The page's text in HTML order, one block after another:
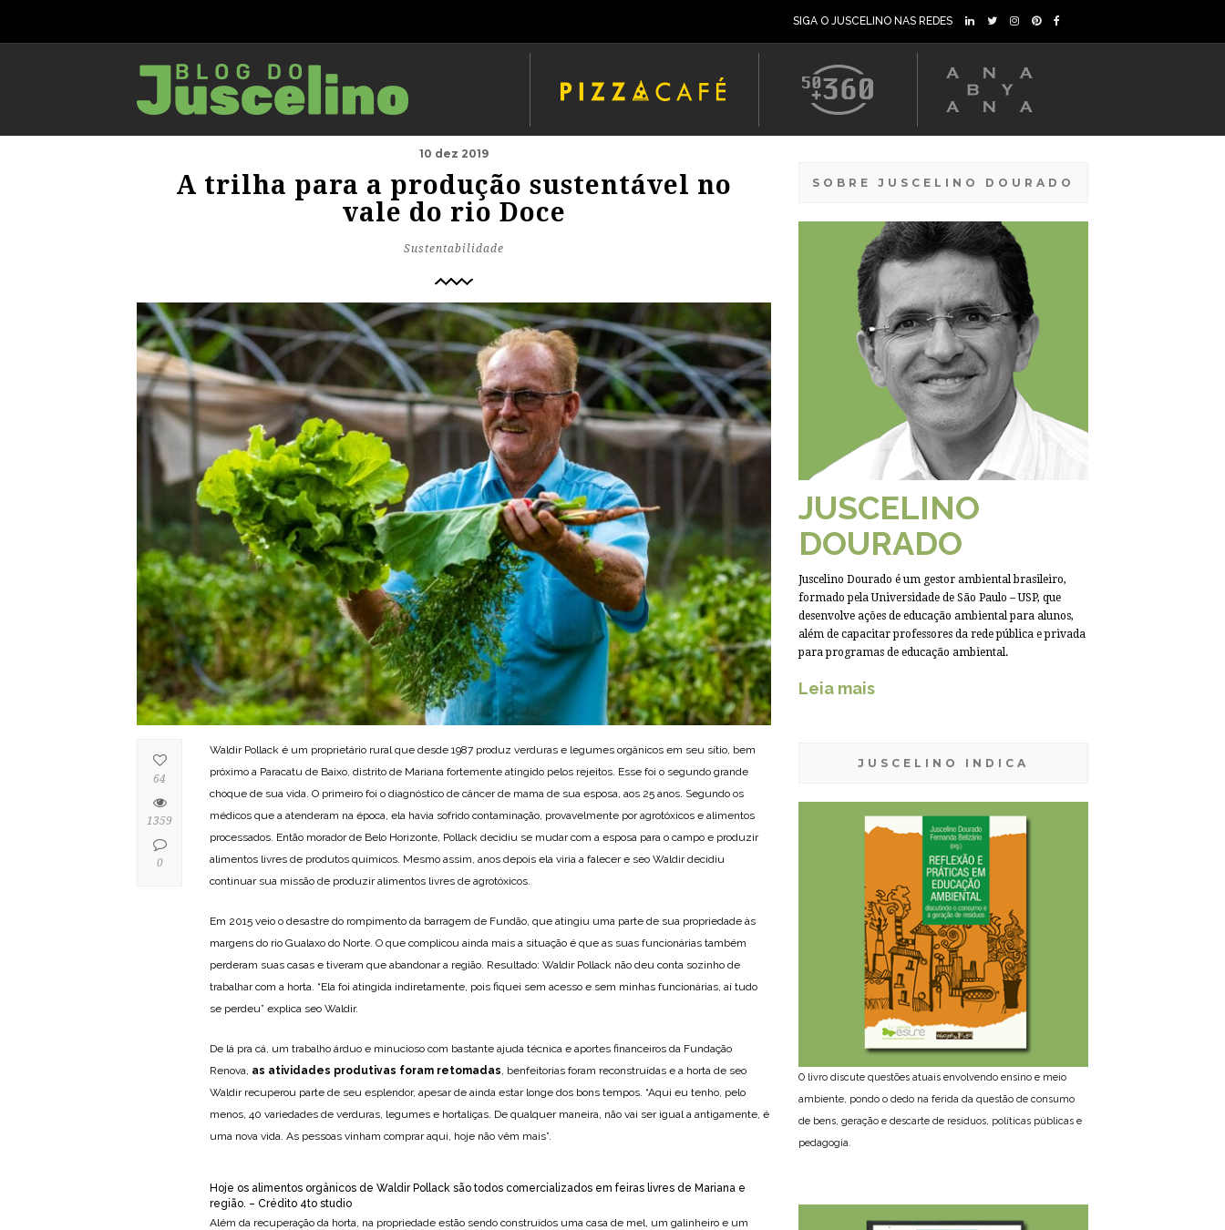
SIGA O JUSCELINO NAS REDES
10 dez 2019
A trilha para a produção sustentável no
vale do rio Doce
Sustentabilidade
Waldir Pollack é um proprietário rural que desde 1987 produz verduras e legumes orgânicos em seu sítio, bem
próximo a Paracatu de Baixo, distrito de Mariana fortemente atingido pelos rejeitos. Esse foi o segundo grande
choque de sua vida. O primeiro foi o diagnóstico de câncer de mama de sua esposa, aos 25 anos. Segundo os
médicos que a atenderam na época, ela havia sofrido contaminação, provavelmente por agrotóxicos e alimentos
processados. Então morador de Belo Horizonte, Pollack decidiu se mudar com a esposa para o campo e produzir
alimentos livres de produtos químicos. Mesmo assim, anos depois ela viria a falecer e seo Waldir decidiu
continuar sua missão de produzir alimentos livres de agrotóxicos.
Em 2015 veio o desastre do rompimento da barragem de Fundão, que atingiu uma parte de sua propriedade às
margens do rio Gualaxo do Norte. O que complicou ainda mais a situação é que as suas funcionárias também
perderam suas casas e tiveram que abandonar a região. Resultado: Waldir Pollack não deu conta sozinho de
trabalhar com a horta. “Ela foi atingida indiretamente, pois fiquei sem acesso e sem minhas funcionárias, aí tudo
se perdeu” explica seo Waldir.
De lá pra cá, um trabalho árduo e minucioso com bastante ajuda técnica e aportes financeiros da Fundação
Renova, as atividades produtivas foram retomadas, benfeitorias foram reconstruídas e a horta de seo
Waldir recuperou parte de seu esplendor, apesar de ainda estar longe dos bons tempos. “Aqui eu tenho, pelo
menos, 40 variedades de verduras, legumes e hortaliças. De qualquer maneira, não vai ser igual a antigamente, é
uma nova vida. As pessoas vinham comprar aqui, hoje não vêm mais”.
Hoje os alimentos orgânicos de Waldir Pollack são todos comercializados em feiras livres de Mariana e
região. – Crédito 4to studio
Além da recuperação da horta, na propriedade estão sendo construídos uma casa de mel, um galinheiro e um
64
1359
0
SOBRE JUSCELINO DOURADO
JUSCELINO
DOURADO
Juscelino Dourado é um gestor ambiental brasileiro,
formado pela Universidade de São Paulo – USP, que
desenvolve ações de educação ambiental para alunos,
além de capacitar professores da rede pública e privada
para programas de educação ambiental.
Leia mais
JUSCELINO INDICA
O livro discute questões atuais envolvendo ensino e meio
ambiente, pondo o dedo na ferida da questão de consumo
de bens, geração e descarte de resíduos, políticas públicas e
pedagogia.